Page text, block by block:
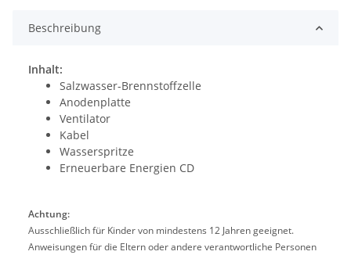
Beschreibung
Inhalt:
Salzwasser-Brennstoffzelle
Anodenplatte
Ventilator
Kabel
Wasserspritze
Erneuerbare Energien CD
Achtung:
Ausschließlich für Kinder von mindestens 12 Jahren geeignet.
Anweisungen für die Eltern oder andere verantwortliche Personen